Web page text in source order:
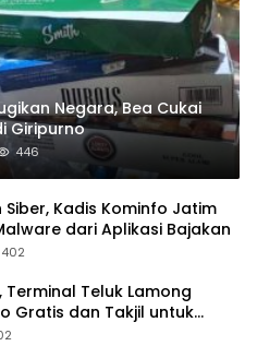
Negara, Bea Cukai
Giripurno
446
Kadis Kominfo Jatim
dari Aplikasi Bajakan
402
Terminal Teluk Lamong
Gratis dan Takjil untuk